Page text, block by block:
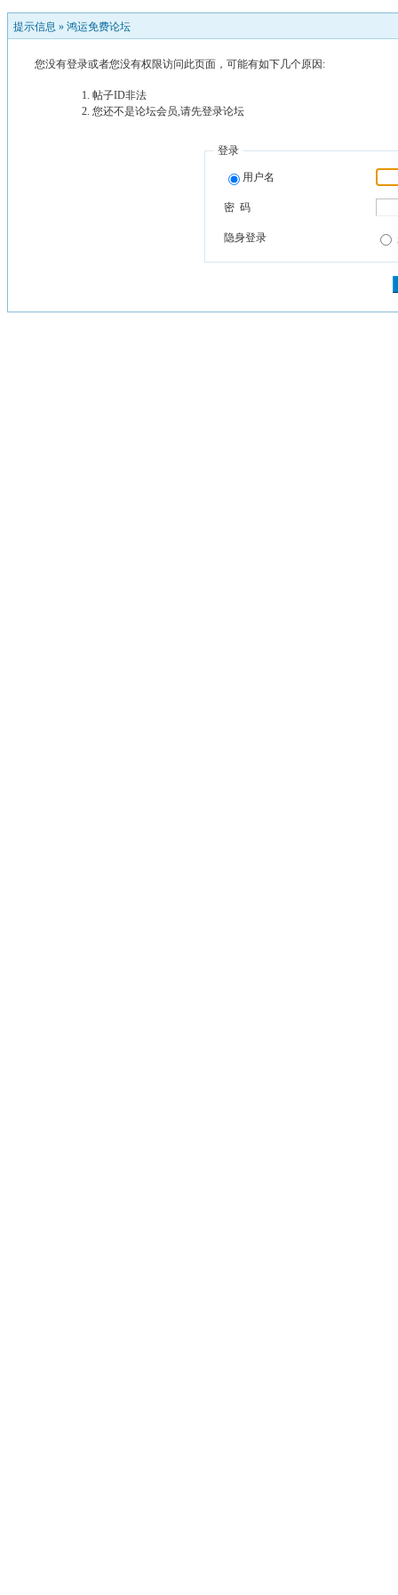
提示信息 » 鸿运免费论坛
您没有登录或者您没有权限访问此页面，可能有如下几个原因:
帖子ID非法
您还不是论坛会员,请先登录论坛
登录
用户名
密 码
隐身登录